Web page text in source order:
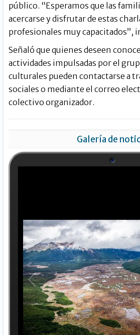
público. “Esperamos que las
acercarse y disfrutar de estas
profesionales muy capacitados”,
Señaló que quienes deseen
actividades impulsadas por el
culturales pueden contactarse a
sociales o mediante el correo
colectivo organizador.
Galería de